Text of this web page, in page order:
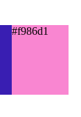
#f986d1